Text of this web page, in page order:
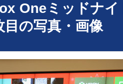
Oneミッドナ
の写真・画像